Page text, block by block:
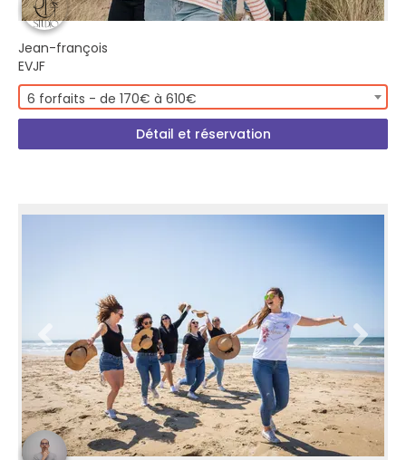
Jean-françois
EVJF
6 forfaits - de 170€ à 610€
Détail et réservation